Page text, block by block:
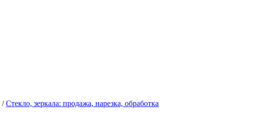
/Стекло, зеркала: продажа, нарезка, обработка